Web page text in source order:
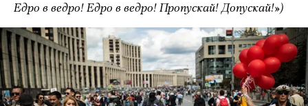
Едро в ведро! Едро в ведро! Пропускай! Допускай!»)